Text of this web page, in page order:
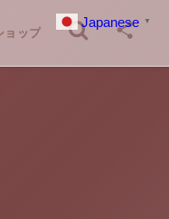
ョップ
Japanese ▼